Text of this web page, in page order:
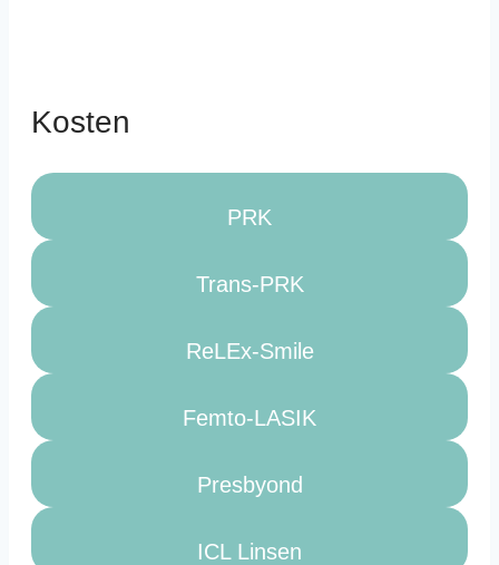
Kosten
PRK
Trans-PRK
ReLEx-Smile
Femto-LASIK
Presbyond
ICL Linsen